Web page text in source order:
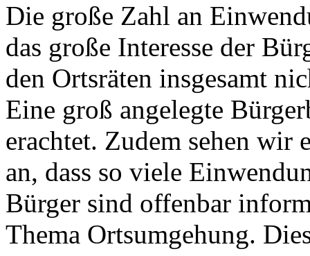
Die große Zahl an
das große Interesse der
den Ortsräten insgesamt
Eine groß angelegte
erachtet. Zudem sehen wir
an, dass so viele
Bürger sind offenbar
Thema Ortsumgehung.